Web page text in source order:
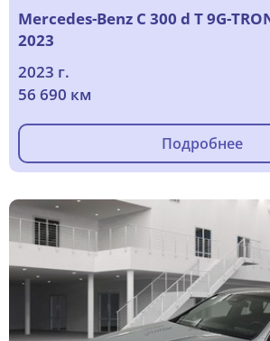
Mercedes-Benz C 300 d T 9G-
2023
2023 г.
56 690 км
Подробнее